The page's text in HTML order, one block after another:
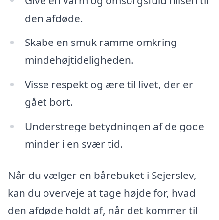
den afdøde.
Skabe en smuk ramme omkring
mindehøjtideligheden.
Visse respekt og ære til livet, der er
gået bort.
Understrege betydningen af de gode
minder i en svær tid.
Når du vælger en bårebuket i Sejerslev,
kan du overveje at tage højde for, hvad
den afdøde holdt af, når det kommer til